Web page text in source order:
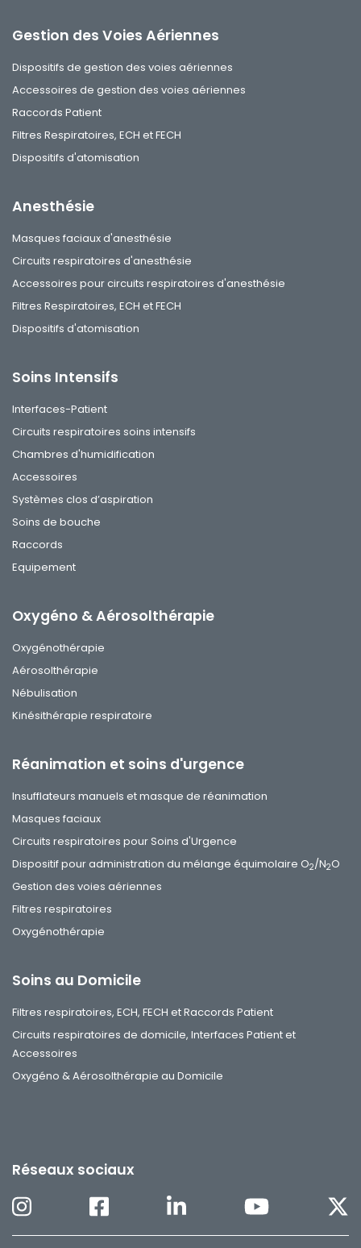
Gestion des Voies Aériennes
Dispositifs de gestion des voies aériennes
Accessoires de gestion des voies aériennes
Raccords Patient
Filtres Respiratoires, ECH et FECH
Dispositifs d'atomisation
Anesthésie
Masques faciaux d'anesthésie
Circuits respiratoires d'anesthésie
Accessoires pour circuits respiratoires d'anesthésie
Filtres Respiratoires, ECH et FECH
Dispositifs d'atomisation
Soins Intensifs
Interfaces-Patient
Circuits respiratoires soins intensifs
Chambres d'humidification
Accessoires
Systèmes clos d’aspiration
Soins de bouche
Raccords
Equipement
Oxygéno & Aérosolthérapie
Oxygénothérapie
Aérosolthérapie
Nébulisation
Kinésithérapie respiratoire
Réanimation et soins d'urgence
Insufflateurs manuels et masque de réanimation
Masques faciaux
Circuits respiratoires pour Soins d'Urgence
Dispositif pour administration du mélange équimolaire O2/N2O
Gestion des voies aériennes
Filtres respiratoires
Oxygénothérapie
Soins au Domicile
Filtres respiratoires, ECH, FECH et Raccords Patient
Circuits respiratoires de domicile, Interfaces Patient et
Accessoires
Oxygéno & Aérosolthérapie au Domicile
Réseaux sociaux